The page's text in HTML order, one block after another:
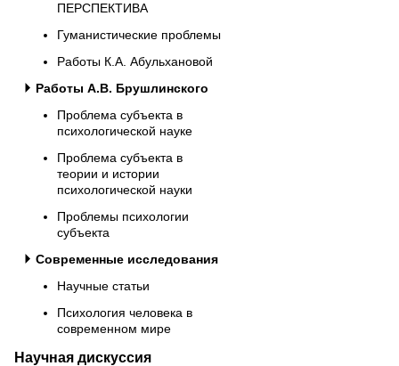
ПЕРСПЕКТИВА
Гуманистические проблемы
Работы К.А. Абульхановой
Работы А.В. Брушлинского
Проблема субъекта в
психологической науке
Проблема субъекта в
теории и истории
психологической науки
Проблемы психологии
субъекта
Современные исследования
Научные статьи
Психология человека в
современном мире
Научная дискуссия